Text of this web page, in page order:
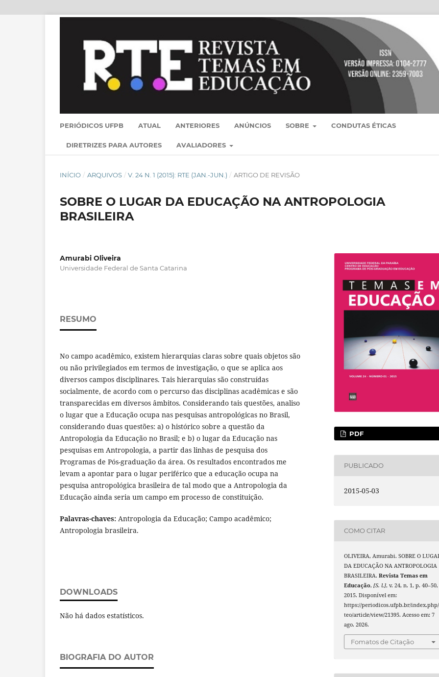
PERIÓDICOS UFPB ATUAL ANTERIORES ANÚNCIOS SOBRE CONDUTAS ÉTICAS
DIRETRIZES PARA AUTORES AVALIADORES
INÍCIO / ARQUIVOS / V. 24 N. 1 (2015): RTE (JAN.-JUN.) / ARTIGO DE REVISÃO
SOBRE O LUGAR DA EDUCAÇÃO NA ANTROPOLOGIA
BRASILEIRA
Amurabi Oliveira
Universidade Federal de Santa Catarina
RESUMO
No campo acadêmico, existem hierarquias claras sobre quais objetos são
ou não privilegiados em termos de investigação, o que se aplica aos
diversos campos disciplinares. Tais hierarquias são construídas
socialmente, de acordo com o percurso das disciplinas acadêmicas e são
transparecidas em diversos âmbitos. Considerando tais questões, analiso
o lugar que a Educação ocupa nas pesquisas antropológicas no Brasil,
considerando duas questões: a) o histórico sobre a questão da
Antropologia da Educação no Brasil; e b) o lugar da Educação nas
pesquisas em Antropologia, a partir das linhas de pesquisa dos
Programas de Pós-graduação da área. Os resultados encontrados me
levam a apontar para o lugar periférico que a educação ocupa na
pesquisa antropológica brasileira de tal modo que a Antropologia da
Educação ainda seria um campo em processo de constituição.
Palavras-chaves: Antropologia da Educação; Campo acadêmico;
Antropologia brasileira.
DOWNLOADS
Não há dados estatísticos.
BIOGRAFIA DO AUTOR
PDF
PUBLICADO
2015-05-03
COMO CITAR
OLIVEIRA, Amurabi. SOBRE O
DA EDUCAÇÃO NA ANTROPOLOGIA
BRASILEIRA.Revista Temas em
Educação,[S. l.], v. 24, n. 1, p. 40–50,
2015. Disponível em:
https://periodicos.ufpb.br/
teo/article/view/21395. Acesso em: 7
ago. 2026.
Fomatos de Citação